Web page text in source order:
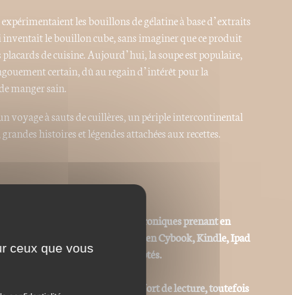
expérimentaient les bouillons de gélatine à base d’extraits
le bouillon cube, sans imaginer que ce produit
de cuisine. Aujourd’hui, la soupe est populaire,
certain, dû au regain d’intérêt pour la
manger sain.
voyage à sauts de cuillères, un périple intercontinental
histoires et légendes attachées aux recettes.
adaptées aux liseuses électroniques prenant en
de type Sony Reader, Kobo, Booken Cybook, Kindle, Ipad
ou autres "ereaders" adaptés.
pour permettre le meilleur confort de lecture, toutefois
ceux que vous